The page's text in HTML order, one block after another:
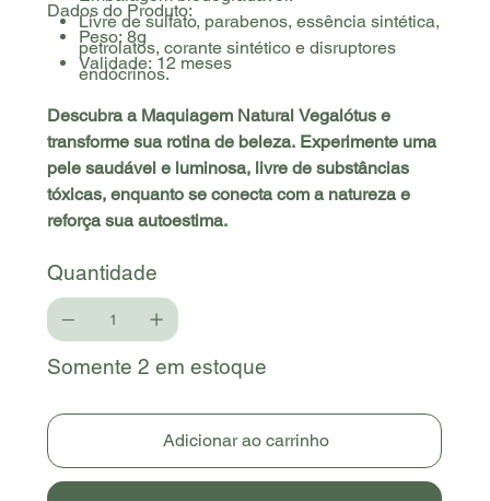
Livre de sulfato, parabenos, essência sintética,
petrolatos, corante sintético e disruptores
endócrinos.
Dados do Produto:
Peso: 8g
Validade: 12 meses
Descubra a Maquiagem Natural Vegalótus e
transforme sua rotina de beleza. Experimente uma
pele saudável e luminosa, livre de substâncias
tóxicas, enquanto se conecta com a natureza e
reforça sua autoestima.
Quantidade
Somente 2 em estoque
Adicionar ao carrinho